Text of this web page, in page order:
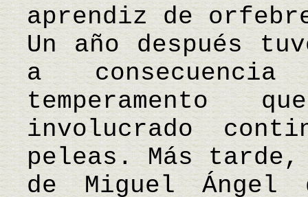
aprendiz de
Un año después
a
temperamento
involucrado
peleas. Más
de Miguel Ángel